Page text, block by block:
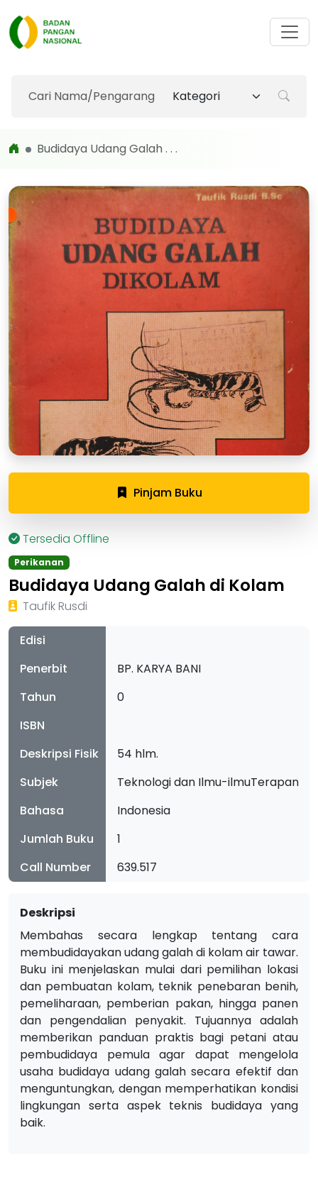
Budidaya Udang Galah . . .
Pinjam Buku
Tersedia Offline
Perikanan
Budidaya Udang Galah di Kolam
Taufik Rusdi
Edisi
Penerbit
BP. KARYA BANI
Tahun
0
ISBN
Deskripsi Fisik
54 hlm.
Subjek
Teknologi dan Ilmu-ilmuTerapan
Bahasa
Indonesia
Jumlah Buku
1
Call Number
639.517
Deskripsi
Membahas secara lengkap tentang cara
membudidayakan udang galah di kolam air tawar.
Buku ini menjelaskan mulai dari pemilihan lokasi
dan pembuatan kolam, teknik penebaran benih,
pemeliharaan, pemberian pakan, hingga panen
dan pengendalian penyakit. Tujuannya adalah
memberikan panduan praktis bagi petani atau
pembudidaya pemula agar dapat mengelola
usaha budidaya udang galah secara efektif dan
menguntungkan, dengan memperhatikan kondisi
lingkungan serta aspek teknis budidaya yang
baik.